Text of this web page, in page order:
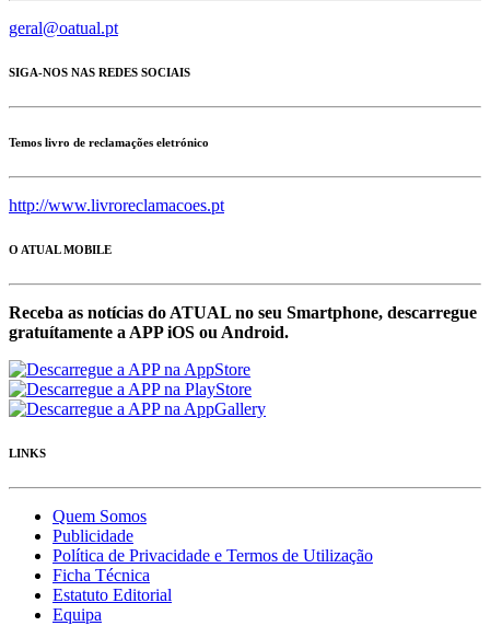
geral@oatual.pt
SIGA-NOS NAS REDES SOCIAIS
Temos livro de reclamações eletrónico
http://www.livroreclamacoes.pt
O ATUAL MOBILE
Receba as notícias do ATUAL no seu Smartphone, descarregue
gratuítamente a APP iOS ou Android.
LINKS
Quem Somos
Publicidade
Política de Privacidade e Termos de Utilização
Ficha Técnica
Estatuto Editorial
Equipa